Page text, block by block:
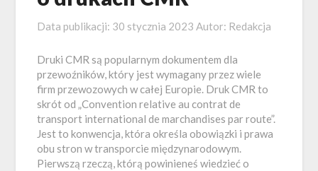
Data publikacji: 30 stycznia 2023 Autor: Redakcja
Druki CMR są popularnym dokumentem dla
przewoźników, który jest wymagany przez wiele
firm przewozowych w całej Europie. Druk CMR to
skrót od „Convention relative au contrat de
transport international de marchandises par route”.
Jest to konwencja, która określa obowiązki i prawa
obu stron w transporcie międzynarodowym.
Pierwszą rzeczą, którą powinieneś wiedzieć o